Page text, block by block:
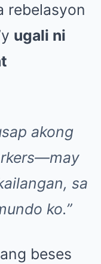
rebelasyon
ugali ni
akong
sa
ko.”
beses